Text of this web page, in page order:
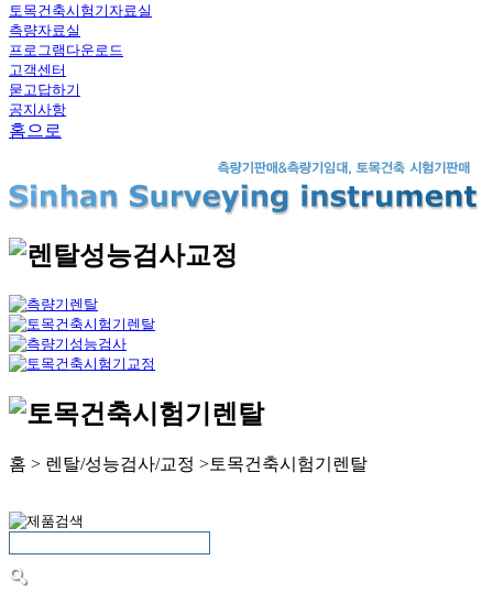
토목건축시험기자료실
측량자료실
프로그램다운로드
고객센터
묻고답하기
공지사항
홈으로
홈 > 렌탈/성능검사/교정 >토목건축시험기렌탈